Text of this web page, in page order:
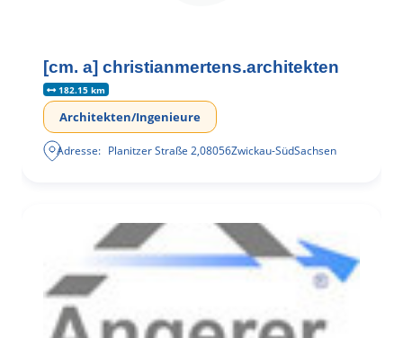
[cm. a] christianmertens.architekten
182.15 km
Architekten/Ingenieure
Adresse: Planitzer Straße 2,08056Zwickau-SüdSachsen